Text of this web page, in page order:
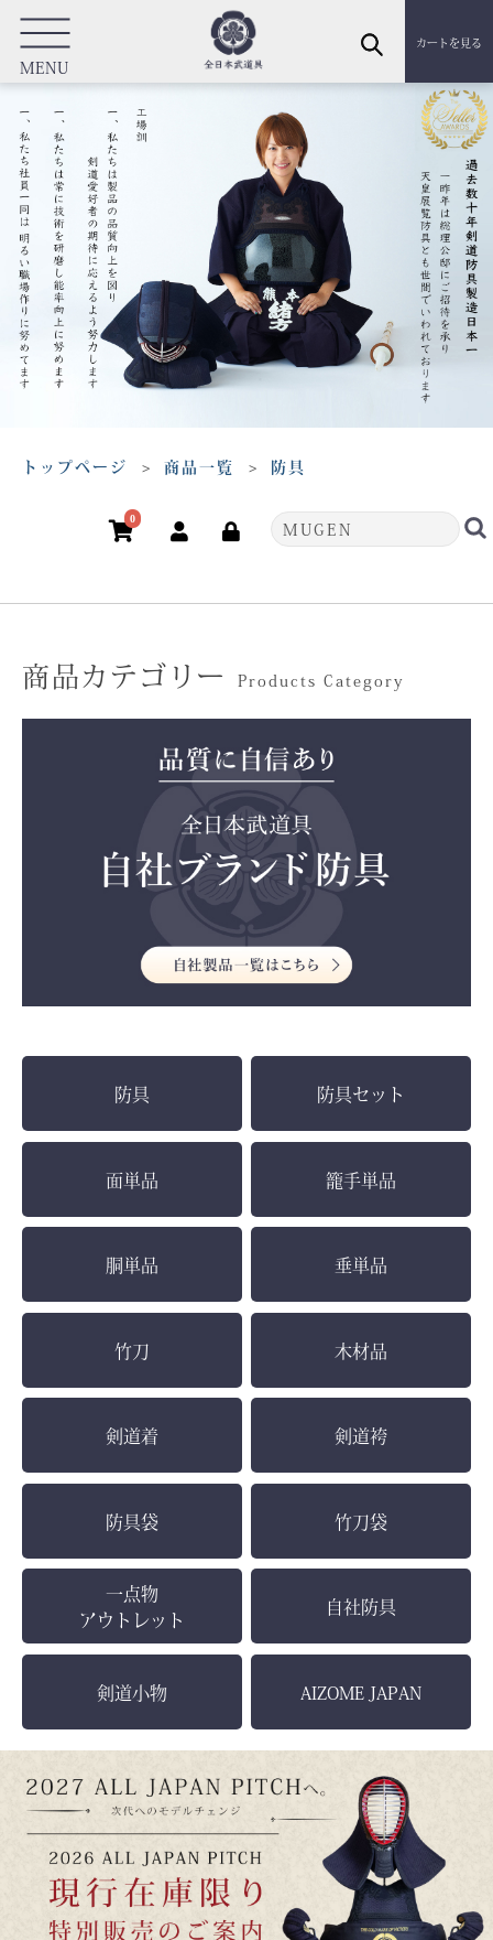
MENU
カートを見る
トップページ 商品一覧 防具
0
商品カテゴリー Products Category
防具 防具セット
面単品 籠手単品
胴単品 垂単品
竹刀 木材品
剣道着 剣道袴
防具袋 竹刀袋
一点物
アウトレット
自社防具
剣道小物 AIZOME JAPAN